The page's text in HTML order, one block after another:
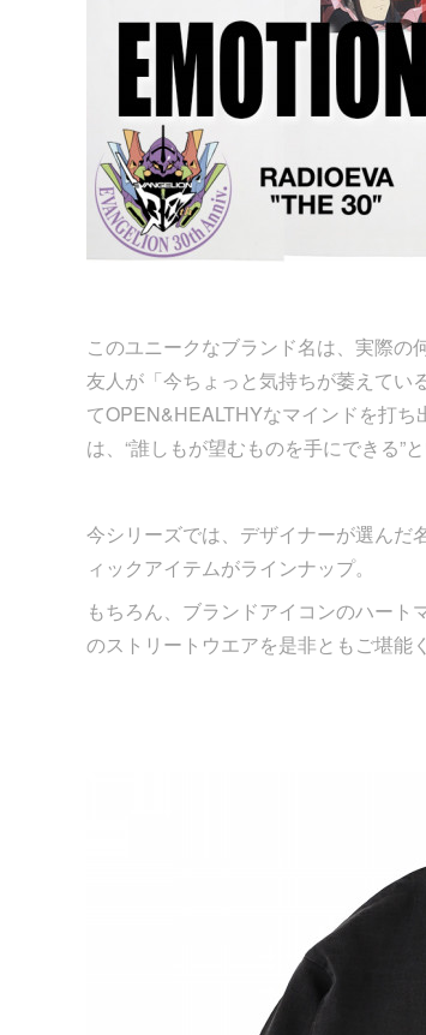
このユニークなブランド名は、実際
友人が「今ちょっと気持ちが萎えてい
てOPEN&HEALTHYなマインドを打
は、“誰しもが望むものを手にできる”
今シリーズでは、デザイナーが選んだ
ィックアイテムがラインナップ。
もちろん、ブランドアイコンのハー
のストリートウエアを是非ともご堪能